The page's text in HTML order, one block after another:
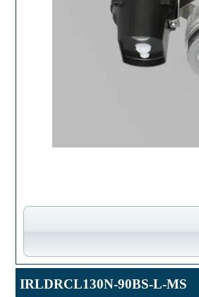
IRLDRCL130N-90BS-L-MS